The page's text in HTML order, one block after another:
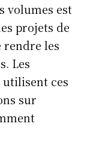
volumes est
projets de
rendre les
Les
ces
sur